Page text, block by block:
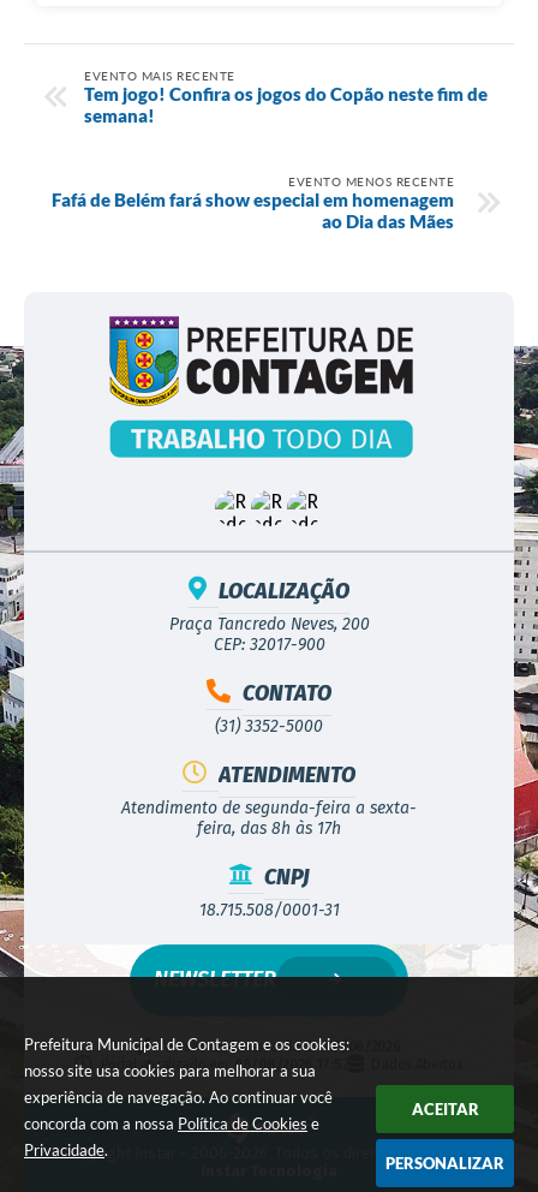
Prefeitura Municipal de Contagem e os cookies:
nosso site usa cookies para melhorar a sua
experiência de navegação. Ao continuar você
concorda com a nossa Política de Cookies e
Privacidade.
ACEITAR
PERSONALIZAR
EVENTO MAIS RECENTE
Tem jogo! Confira os jogos do Copão neste fim de
semana!
EVENTO MENOS RECENTE
Fafá de Belém fará show especial em homenagem
ao Dia das Mães
LOCALIZAÇÃO
Praça Tancredo Neves, 200
CEP: 32017-900
CONTATO
(31) 3352-5000
ATENDIMENTO
Atendimento de segunda-feira a sexta-
feira, das 8h às 17h
CNPJ
18.715.508/0001-31
Versão do Sistema:3.5.3 - 19/06/2026
Portal atualizado em:
08/08/2026 17:52
NEWSLETTER
© Copyright Instar - 2006-2026. Todos os direitos reservados -